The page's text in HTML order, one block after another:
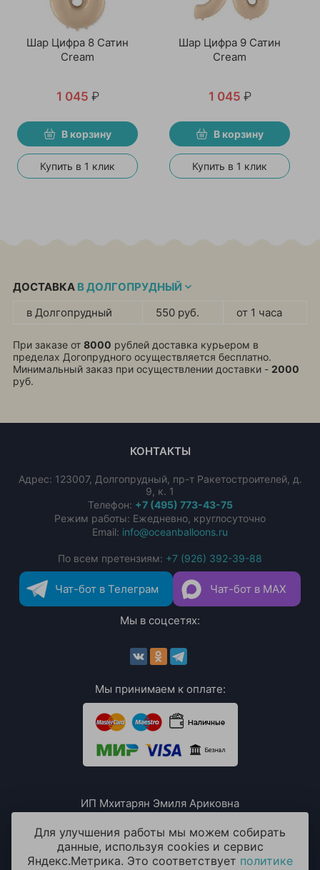
Шар Цифра 8 Сатин
Cream
1 045 ₽
В корзину
Купить в 1 клик
Шар Цифра 9 Сатин
Cream
1 045 ₽
В корзину
Купить в 1 клик
ДОСТАВКА В ДОЛГОПРУДНЫЙ
в Долгопрудный
550 руб. от 1 часа
При заказе от 8000 рублей доставка курьером в
пределах Догопрудного осуществляется бесплатно.
Минимальный заказ при осуществлении доставки - 2000
руб.
КОНТАКТЫ
Адрес: 123007, Долгопрудный, пр-т Ракетостроителей, д.
9, к. 1
Телефон: +7 (495) 773-43-75
Режим работы: Ежедневно, круглосуточно
Email: info@oceanballoons.ru
По всем претензиям: +7 (926) 392-39-88
Чат-бот в Телеграм Чат-бот в MAX
Мы в соцсетях:
Мы принимаем к оплате:
ИП Мхитарян Эмиля Ариковна
ИНН: 771385063807
ОГРН / ОГРНИП: 319508100076230
Для улучшения работы мы можем собирать
данные, используя cookies и сервис
Яндекс.Метрика. Это соответствует политике